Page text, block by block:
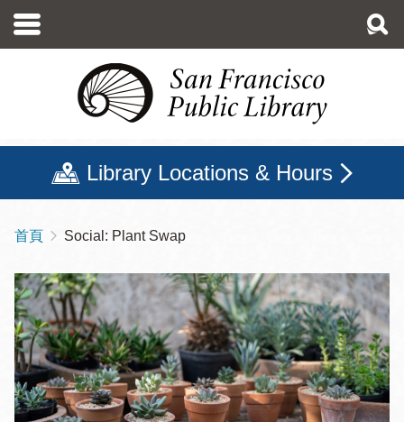
至
Library Locations & Hours
導
航
連
結
首頁 Social: Plant Swap